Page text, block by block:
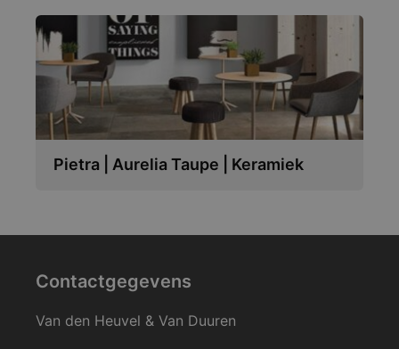
Pietra | Aurelia Taupe | Keramiek
Contactgegevens
Van den Heuvel & Van Duuren